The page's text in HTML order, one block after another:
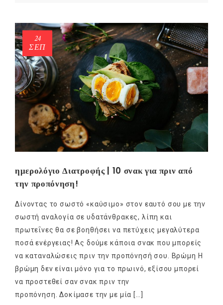
24
ΣΕΠ
ημερολόγιο Διατροφής | 10 σνακ για πριν από
την προπόνηση!
Δίνοντας το σωστό «καύσιμο» στον εαυτό σου με την
σωστή αναλογία σε υδατάνθρακες, λίπη και
πρωτεΐνες θα σε βοηθήσει να πετύχεις μεγαλύτερα
ποσά ενέργειας! Ας δούμε κάποια σνακ που μπορείς
να καταναλώσεις πριν την προπόνησή σου. Βρώμη Η
βρώμη δεν είναι μόνο για το πρωινό, εξίσου μπορεί
να προστεθεί σαν σνακ πριν την
προπόνηση. Δοκίμασε την με μία […]